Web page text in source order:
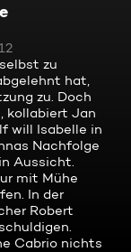
zu
hat,
zu. Doch
kollabiert Jan
will Isabelle in
Nachfolge
Aussicht.
mit Mühe
In der
Robert
Cabrio nichts